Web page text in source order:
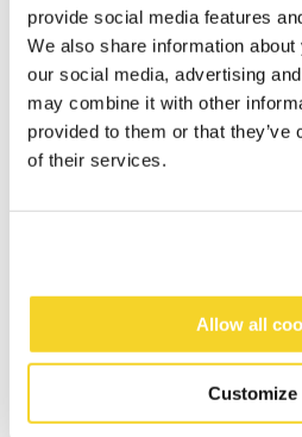
provide social media features
We also share information
our social media, advertising
may combine it with other
provided to them or that
of their services.
Allow all
Customize
Kostenlose Lieferung für
innerhalb Deutschland
30 Tage Rückgaberecht